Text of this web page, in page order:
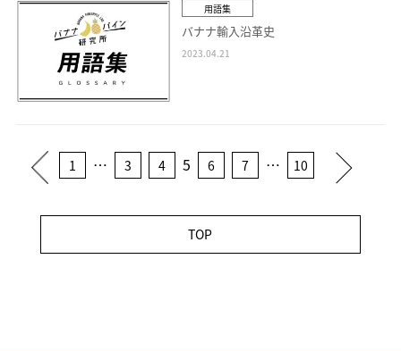
用語集
バナナ輸入沿革史
2023.04.21
1 … 3 4 5 6 7 … 10
TOP